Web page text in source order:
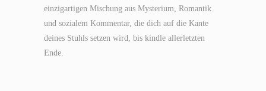
einzigartigen Mischung aus Mysterium, Romantik
und sozialem Kommentar, die dich auf die Kante
deines Stuhls setzen wird, bis kindle allerletzten
Ende.